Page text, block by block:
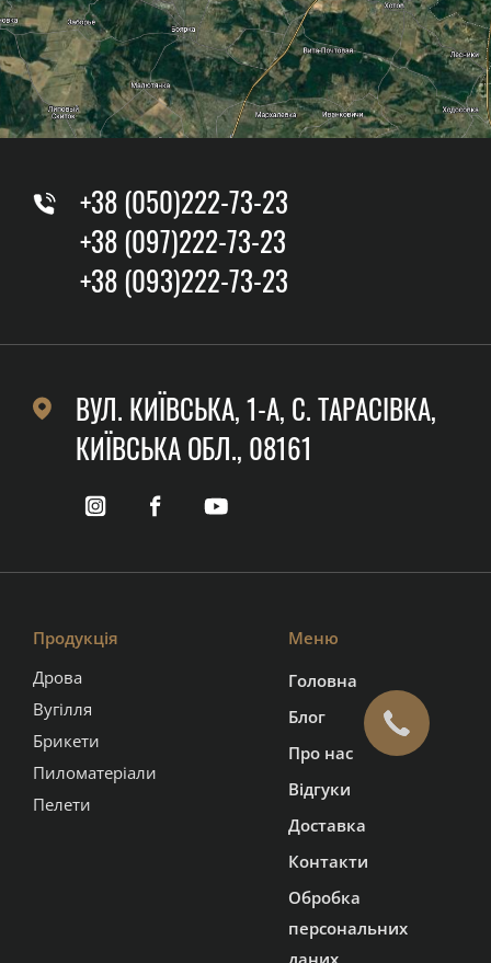
+38 (050)222-73-23
+38 (097)222-73-23
+38 (093)222-73-23
ВУЛ. КИЇВСЬКА, 1-А, C. ТАРАСІВКА,
КИЇВСЬКА ОБЛ., 08161
Продукція
Дрова
Вугілля
Брикети
Пиломатеріали
Пелети
Меню
Головна
Блог
Про нас
Відгуки
Доставка
Контакти
Обробка
персональних